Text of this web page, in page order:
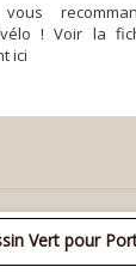
! Voir la
ici
Vert pour